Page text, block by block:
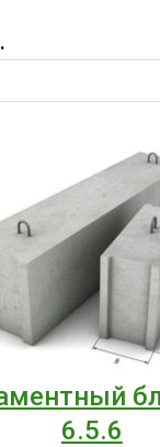
6.5.6